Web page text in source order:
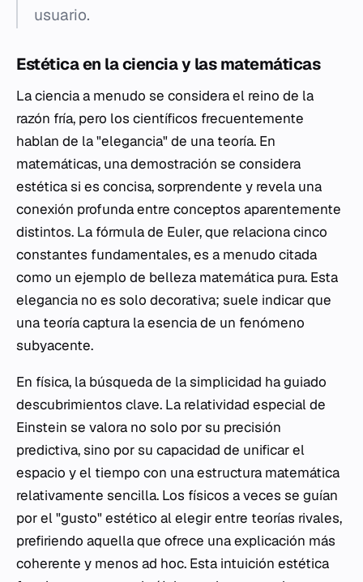
usuario.
Estética en la ciencia y las matemáticas
La ciencia a menudo se considera el reino de la
razón fría, pero los científicos frecuentemente
hablan de la "elegancia" de una teoría. En
matemáticas, una demostración se considera
estética si es concisa, sorprendente y revela una
conexión profunda entre conceptos aparentemente
distintos. La fórmula de Euler, que relaciona cinco
constantes fundamentales, es a menudo citada
como un ejemplo de belleza matemática pura. Esta
elegancia no es solo decorativa; suele indicar que
una teoría captura la esencia de un fenómeno
subyacente.
En física, la búsqueda de la simplicidad ha guiado
descubrimientos clave. La relatividad especial de
Einstein se valora no solo por su precisión
predictiva, sino por su capacidad de unificar el
espacio y el tiempo con una estructura matemática
relativamente sencilla. Los físicos a veces se guían
por el "gusto" estético al elegir entre teorías rivales,
prefiriendo aquella que ofrece una explicación más
coherente y menos ad hoc. Esta intuición estética